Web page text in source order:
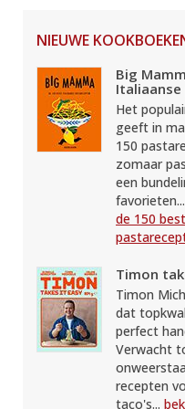
NIEUWE
Big
Het
geeft in
150
zomaar
een
favorieten...
de 150
Timon
Timon
dat
perfect
Verwacht
recepten
taco's...